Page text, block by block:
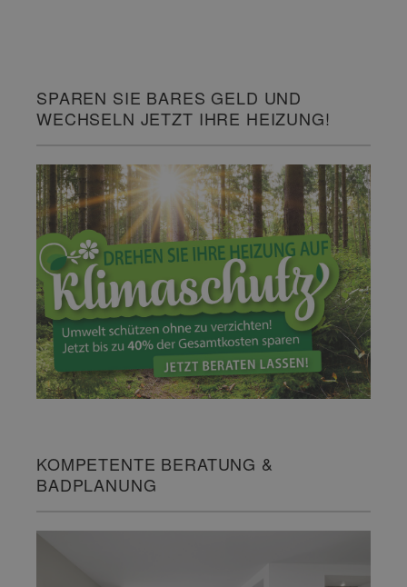
SPAREN SIE BARES GELD UND
WECHSELN JETZT IHRE HEIZUNG!
KOMPETENTE BERATUNG &
BADPLANUNG